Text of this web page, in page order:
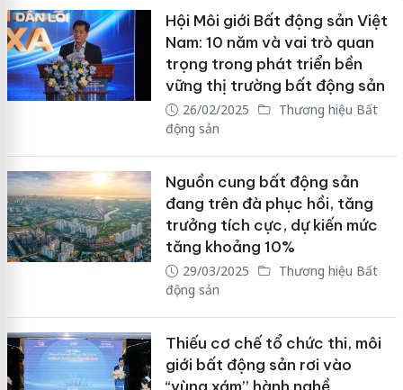
Hội Môi giới Bất động sản Việt
Nam: 10 năm và vai trò quan
trọng trong phát triển bền
vững thị trường bất động sản
26/02/2025
Thương hiệu Bất
động sản
Nguồn cung bất động sản
đang trên đà phục hồi, tăng
trưởng tích cực, dự kiến mức
tăng khoảng 10%
29/03/2025
Thương hiệu Bất
động sản
Thiếu cơ chế tổ chức thi, môi
giới bất động sản rơi vào